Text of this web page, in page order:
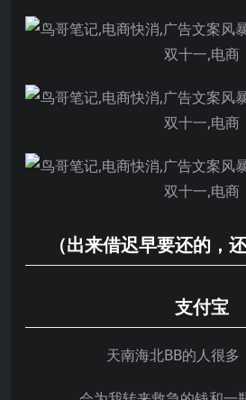
（出来借迟早要还的，
支付宝
天南海北BB的人很多